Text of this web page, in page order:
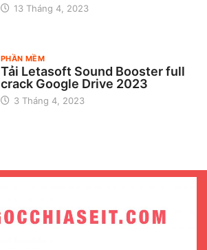
13 Tháng 4, 2023
PHẦN MỀM
Tải Letasoft Sound Booster full
crack Google Drive 2023
3 Tháng 4, 2023